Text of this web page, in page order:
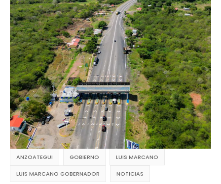
ANZOATEGUI GOBIERNO LUIS MARCANO
LUIS MARCANO GOBERNADOR NOTICIAS